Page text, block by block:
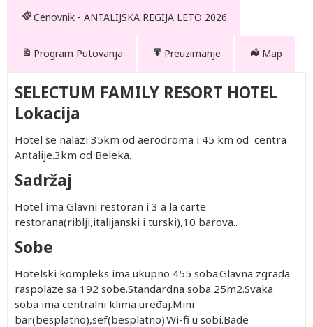
Cenovnik - ANTALIJSKA REGIJA LETO 2026
Program Putovanja Preuzimanje Map
SELECTUM FAMILY RESORT HOTEL
Lokacija
Hotel se nalazi 35km od aerodroma i 45 km od centra
Antalije.3km od Beleka.
Sadržaj
Hotel ima Glavni restoran i 3 a la carte
restorana(riblji,italijanski i turski),10 barova..
Sobe
Hotelski kompleks ima ukupno 455 soba.Glavna zgrada
raspolaze sa 192 sobe.Standardna soba 25m2.Svaka
soba ima centralni klima uređaj.Mini
bar(besplatno),sef(besplatno).Wi-fi u sobi.Bade